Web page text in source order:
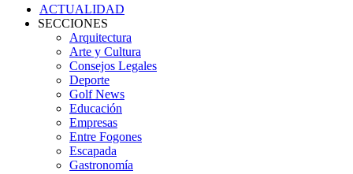
ACTUALIDAD
SECCIONES
Arquitectura
Arte y Cultura
Consejos Legales
Deporte
Golf News
Educación
Empresas
Entre Fogones
Escapada
Gastronomía